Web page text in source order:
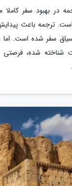
در بهبود سفر کاملا
است. ترجمه باعث
سفر شده است. اما
رسمت شناخته شده،